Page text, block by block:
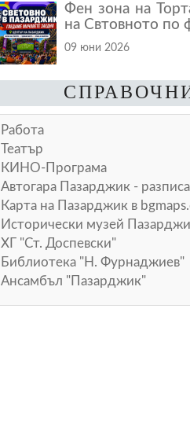
Фен зона на
на Свтовното по
09 юни 2026
Работа
Театър
КИНО-Програма
Автогара Пазарджик -
Карта на Пазарджик в
Исторически музей
ХГ "Ст. Доспевски"
Библиотека "Н. Фурнаджиев"
Ансамбъл "Пазарджик"